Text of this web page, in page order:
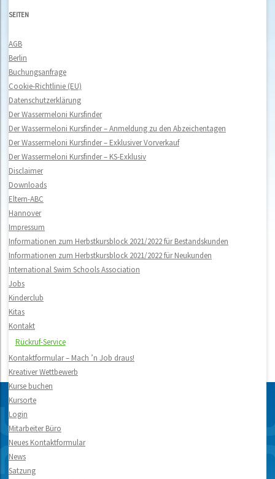
SEITEN
AGB
Berlin
Buchungsanfrage
Cookie-Richtlinie (EU)
Datenschutzerklärung
Der Wassermeloni Kursfinder
Der Wassermeloni Kursfinder – Anmeldung zu den Abzeichentagen
Der Wassermeloni Kursfinder – Exklusiver Vorverkauf
Der Wassermeloni Kursfinder – KS-Exklusiv
Disclaimer
Downloads
Eltern-ABC
Hannover
Impressum
Informationen zum Herbstkursblock 2021/2022 für Bestandskunden
Informationen zum Herbstkursblock 2021/2022 für Neukunden
International Swim Schools Association
Jobs
Kinderclub
Kitas
Kontakt
Rückruf-Service
Kontaktformular – Mach ’n Job draus!
Kreativer Wettbewerb
Kurse buchen
Kursorte
Login
Mitarbeiter Büro
Neues Kontaktformular
News
Satzung